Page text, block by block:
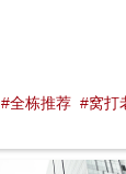
#全栋推荐 #窝打